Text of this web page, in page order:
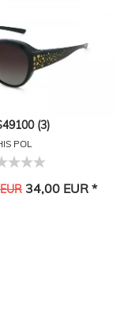
(3)
POL
34,00 EUR *